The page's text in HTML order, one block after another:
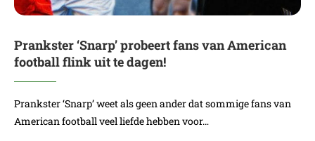
Prankster ‘Snarp’ probeert fans van American
football flink uit te dagen!
Prankster ‘Snarp’ weet als geen ander dat sommige fans van
American football veel liefde hebben voor…